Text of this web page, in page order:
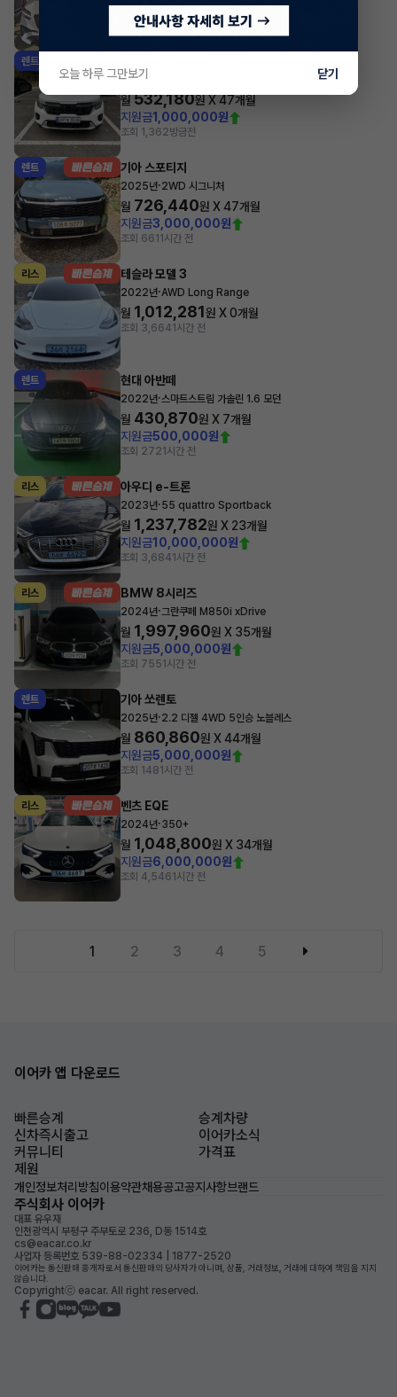
조회 1,162방금전
렌트
2026년
월 532,180원 X 47개월
지원금1,000,000원
조회 1,362방금전
렌트 기아 스포티지
2025년·2WD 시그니처
월 726,440원 X47개월
지원금3,000,000원
조회 661 1시간 전
리스 테슬라 모델 3
2022년·AWD Long Range
월 1,012,281원 X0개월
조회 3,6641시간 전
렌트 현대 아반떼
2022년·스마트스트림 가솔린 1.6 모던
월 430,870원 X 7개월
지원금500,000원
조회 2721시간 전
리스 아우디 e-트론
2023년·55 quattro Sportback
월 1,237,782원 X 23개월
지원금10,000,000원
조회 3,6841시간 전
리스 BMW 8시리즈
2024년·그란쿠페 M850i xDrive
월 1,997,960원 X 35개월
지원금5,000,000원
조회 7551시간 전
렌트 기아 쏘렌토
2025년·2.2 디젤 4WD 5인승 노블레스
월 860,860원 X44개월
지원금5,000,000원
조회 1481시간 전
리스 벤츠 EQE
2024년·350+
월 1,048,800원 X 34개월
지원금6,000,000원
조회 4,5461시간 전
1 2 3 4 5
이어카 앱 다운로드
빠른승계
승계차량
신차즉시출고
이어카소식
커뮤니티
가격표
제원
개인정보처리방침이용약관채용공고공지사항브랜드
주식회사 이어카
대표 유우재
인천광역시 부평구 주부토로 236, D동 1514호
cs@eacar.co.kr
사업자 등록번호 539-88-02334 | 1877-2520
이어카는 통신판매 중개자로서 통신판매의 당사자가 아니며, 상품, 거래정보, 거래에 대하여 책임을 지지
않습니다.
Copyrightⓒ eacar. All right reserved.
오늘 하루 그만보기 닫기